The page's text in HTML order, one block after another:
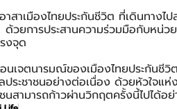
สาเมืองไทยประกันชีวิต ที่เดินทางไ
วยการประสานความร่วมมือกับหน่ว
งจุด
นเจตนารมณ์ของเมืองไทยประกันชี
ะชาชนอย่างต่อเนื่อง ด้วยหัวใจแห่
สามารถก้าวผ่านวิกฤตครั้งนี้ไปได้อ